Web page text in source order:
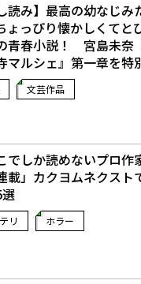
読み】最高の幼なじみ
ょっぴり懐かしくてと
青春小説！ 宮島未奈
マルシェ』第一章を特
文芸作品
でしか読めないプロ
載」――カクヨムネクス
リ ホラー